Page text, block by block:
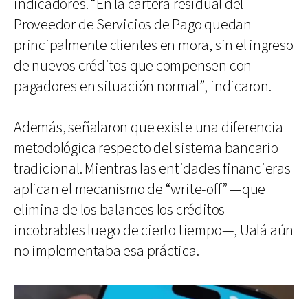
indicadores. “En la cartera residual del
Proveedor de Servicios de Pago quedan
principalmente clientes en mora, sin el ingreso
de nuevos créditos que compensen con
pagadores en situación normal”, indicaron.
Además, señalaron que existe una diferencia
metodológica respecto del sistema bancario
tradicional. Mientras las entidades financieras
aplican el mecanismo de “write-off” —que
elimina de los balances los créditos
incobrables luego de cierto tiempo—, Ualá aún
no implementaba esa práctica.